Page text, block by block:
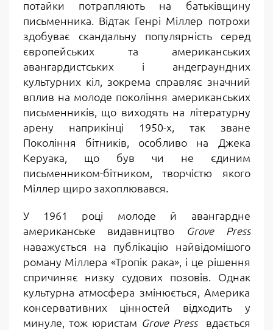
потайки потрапляють на батьківщину
письменника. Відтак Генрі Міллер потрохи
здобуває скандальну популярність серед
європейських та американських
авангардистських і андеграундних
культурних кіл, зокрема справляє значний
вплив на молоде покоління американських
письменників, що виходять на літературну
арену наприкінці 1950-х, так зване
Покоління бітників, особливо на Джека
Керуака, що був чи не єдиним
письменником-бітником, творчістю якого
Міллер щиро захоплювався.
У 1961 році молоде й авангардне
американське видавництво
Grove Press
наважується на публікацію найвідомішого
роману Міллера «Тропік рака», і це рішення
спричиняє низку судових позовів. Однак
культурна атмосфера змінюється, Америка
консервативних цінностей відходить у
минуле, тож юристам Grove Pressвдається